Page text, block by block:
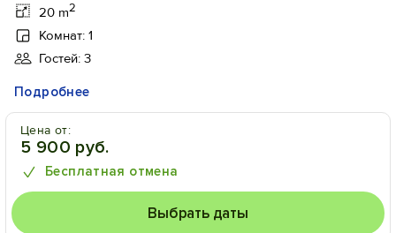
20 m2
Комнат: 1
Гостей: 3
Подробнее
Цена от:
5 900 руб.
Бесплатная отмена
Выбрать даты